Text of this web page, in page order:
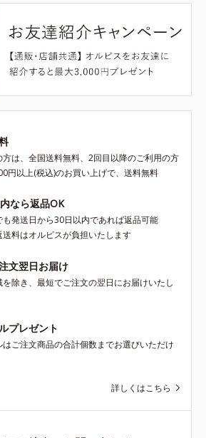
方は、全国送料無料、2回目以降のご利用の方
円以上(税込)のお買い上げで、送料無料
なら返品OK
も発送日から30日以内であれば返品可能
料はオルビスが負担いたします
文翌日お届け
を除き、最短でご注文の翌日にお届けいたし
プレゼント
はご注文商品の合計個数までお選びいただけ
詳しくはこちら